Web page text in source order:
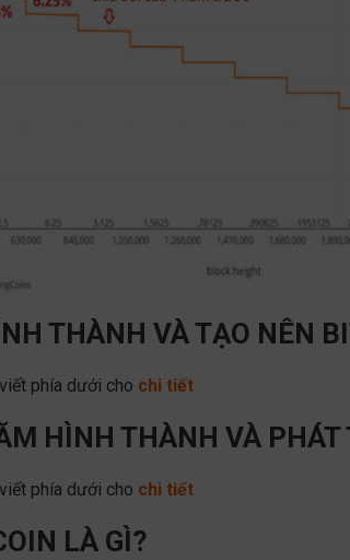
THÀNH VÀ TẠO NÊN
phía dưới cho chi tiết
HÌNH THÀNH VÀ PHÁT
phía dưới cho chi tiết
LÀ GÌ?